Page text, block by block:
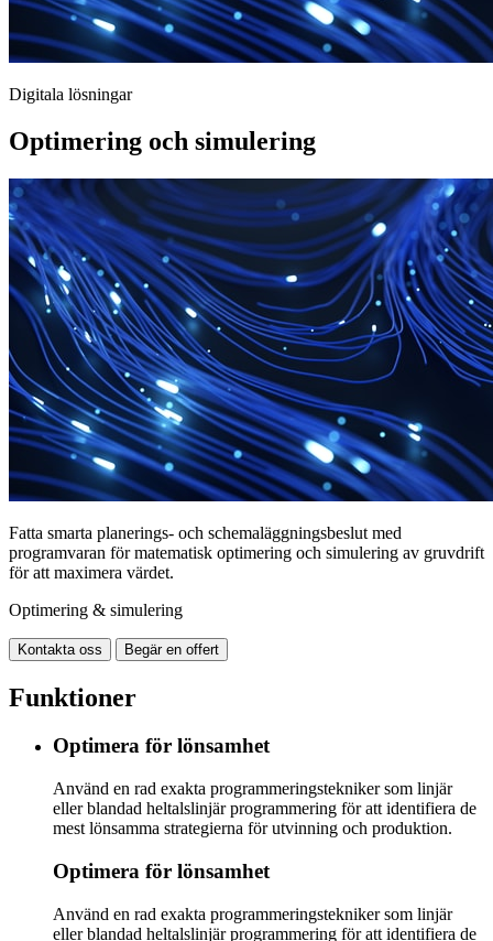
Digitala lösningar
Optimering och simulering
Fatta smarta planerings- och schemaläggningsbeslut med
programvaran för matematisk optimering och simulering av gruvdrift
för att maximera värdet.
Optimering & simulering
Kontakta oss Begär en offert
Funktioner
Optimera för lönsamhet
Använd en rad exakta programmeringstekniker som linjär
eller blandad heltalslinjär programmering för att identifiera de
mest lönsamma strategierna för utvinning och produktion.
Optimera för lönsamhet
Använd en rad exakta programmeringstekniker som linjär
eller blandad heltalslinjär programmering för att identifiera de